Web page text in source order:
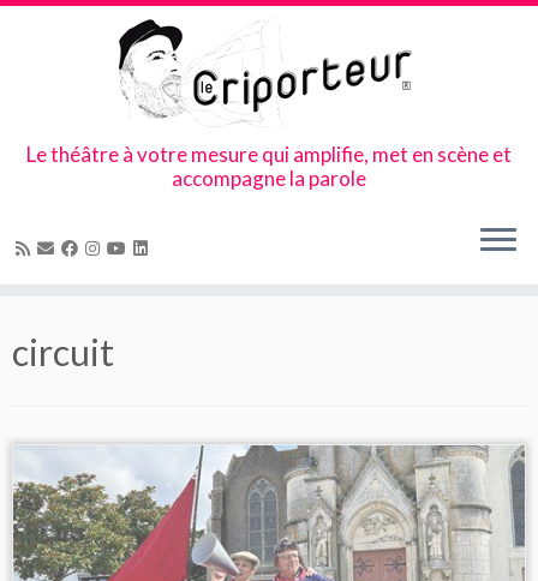
content
Le théâtre à votre mesure qui amplifie, met en scène et
accompagne la parole
circuit